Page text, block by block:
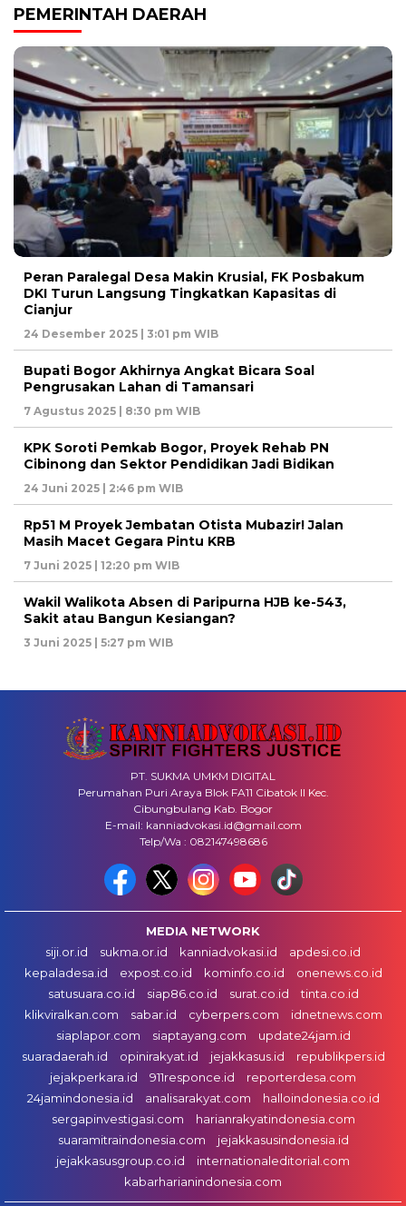
PEMERINTAH DAERAH
Peran Paralegal Desa Makin Krusial, FK Posbakum
DKI Turun Langsung Tingkatkan Kapasitas di
Cianjur
24 Desember 2025 | 3:01 pm WIB
Bupati Bogor Akhirnya Angkat Bicara Soal
Pengrusakan Lahan di Tamansari
7 Agustus 2025 | 8:30 pm WIB
KPK Soroti Pemkab Bogor, Proyek Rehab PN
Cibinong dan Sektor Pendidikan Jadi Bidikan
24 Juni 2025 | 2:46 pm WIB
Rp51 M Proyek Jembatan Otista Mubazir! Jalan
Masih Macet Gegara Pintu KRB
7 Juni 2025 | 12:20 pm WIB
Wakil Walikota Absen di Paripurna HJB ke-543,
Sakit atau Bangun Kesiangan?
3 Juni 2025 | 5:27 pm WIB
PT. SUKMA UMKM DIGITAL
Perumahan Puri Araya Blok FA11 Cibatok II Kec.
Cibungbulang Kab. Bogor
E-mail: kanniadvokasi.id@gmail.com
Telp/Wa : 082147498686
MEDIA NETWORK
siji.or.id
sukma.or.id kanniadvokasi.id
apdesi.co.id
kepaladesa.id
expost.co.id kominfo.co.id
onenews.co.id
satusuara.co.id
siap86.co.id surat.co.id
tinta.co.id
klikviralkan.com
sabar.id cyberpers.com
idnetnews.com
siaplapor.com
siaptayang.com
update24jam.id
suaradaerah.id
opinirakyat.id jejakkasus.id
republikpers.id
jejakperkara.id
911responce.id
reporterdesa.com
24jamindonesia.id
analisarakyat.com
halloindonesia.co.id
sergapinvestigasi.com
harianrakyatindonesia.com
suaramitraindonesia.com
jejakkasusindonesia.id
jejakkasusgroup.co.id
internationaleditorial.com
kabarharianindonesia.com